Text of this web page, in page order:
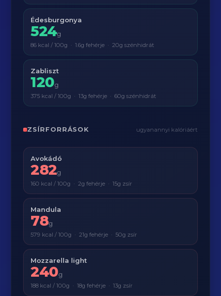
Édesburgonya
524g
86 kcal / 100g · 1.6g fehérje · 20g szénhidrát
Zabliszt
120g
375 kcal / 100g · 13g fehérje · 60g szénhidrát
ZSÍRFORRÁSOK ugyanannyi kalóriáért
Avokádó
282g
160 kcal / 100g · 2g fehérje · 15g zsír
Mandula
78g
579 kcal / 100g · 21g fehérje · 50g zsír
Mozzarella light
240g
188 kcal / 100g · 18g fehérje · 13g zsír